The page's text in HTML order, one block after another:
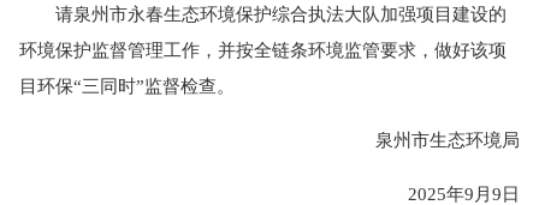
请泉州市永春生态环境保护综合执法大队加强项目建设的
环境保护监督管理工作，并按全链条环境监管要求，做好该项
目环保“三同时”监督检查。
泉州市生态环境局
2025年9月9日